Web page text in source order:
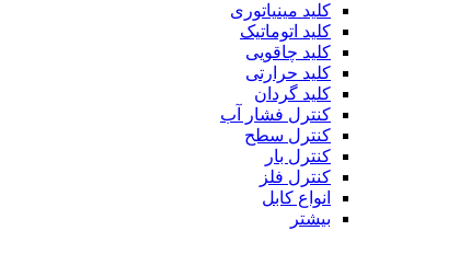
کلید مینیاتوری
کلید اتوماتیک
کلید چاقویی
کلید حرارتی
کلید گردان
کنترل فشار آب
کنترل سطح
کنترل بار
کنترل فلز
انواع کابل
بیشتر